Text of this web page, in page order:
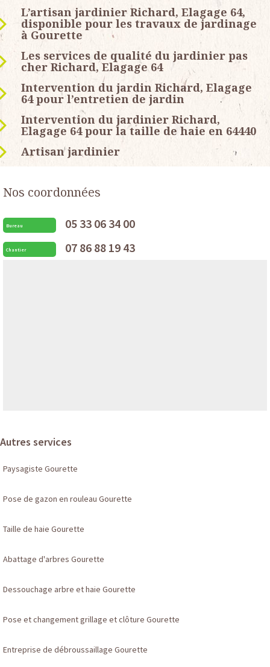
L’artisan jardinier Richard, Elagage 64,
disponible pour les travaux de jardinage
à Gourette
Les services de qualité du jardinier pas
cher Richard, Elagage 64
Intervention du jardin Richard, Elagage
64 pour l’entretien de jardin
Intervention du jardinier Richard,
Elagage 64 pour la taille de haie en 64440
Artisan jardinier
Nos coordonnées
Bureau 05 33 06 34 00
Chantier 07 86 88 19 43
Autres services
Paysagiste Gourette
Pose de gazon en rouleau Gourette
Taille de haie Gourette
Abattage d'arbres Gourette
Dessouchage arbre et haie Gourette
Pose et changement grillage et clôture Gourette
Entreprise de débroussaillage Gourette